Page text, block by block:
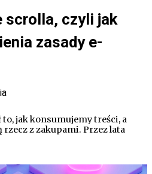
scrolla, czyli jak
zasady e-
jak konsumujemy treści, a
z zakupami. Przez lata